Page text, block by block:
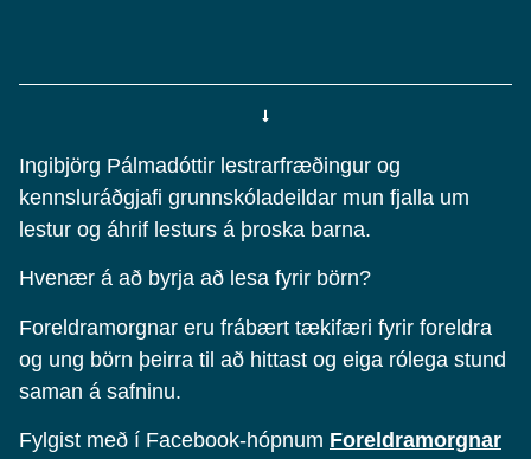
Ingibjörg Pálmadóttir lestrarfræðingur og
kennsluráðgjafi grunnskóladeildar mun fjalla um
lestur og áhrif lesturs á þroska barna.
Hvenær á að byrja að lesa fyrir börn?
Foreldramorgnar eru frábært tækifæri fyrir foreldra
og ung börn þeirra til að hittast og eiga rólega stund
saman á safninu.
Fylgist með í Facebook-hópnum Foreldramorgnar